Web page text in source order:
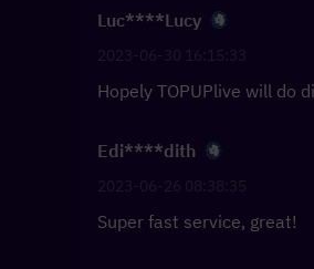
Luc****Lucy
Hopely TOPUPlive will do
Edi****dith
Super fast service, great!